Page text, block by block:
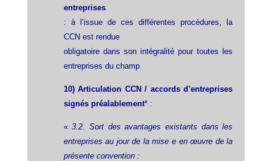
entreprises
: à l’issue de ces différentes procédures, la
CCN est rendue
obligatoire dans son intégralité pour toutes les
entreprises du champ
10) Articulation CCN / accords d’entreprises
signés préalablement* :
«3.2. Sort des avantages existants dans les
entreprises au jour de la mise e en œuvre de la
présente convention :